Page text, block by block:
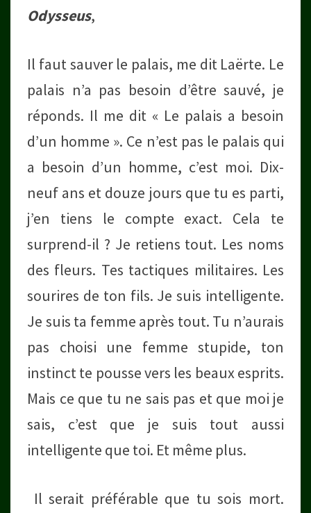
Odysseus,
Il faut sauver le palais, me dit Laërte. Le
palais n’a pas besoin d’être sauvé, je
réponds. Il me dit « Le palais a besoin
d’un homme ». Ce n’est pas le palais qui
a besoin d’un homme, c’est moi. Dix-
neuf ans et douze jours que tu es parti,
j’en tiens le compte exact. Cela te
surprend-il ? Je retiens tout. Les noms
des fleurs. Tes tactiques militaires. Les
sourires de ton fils. Je suis intelligente.
Je suis ta femme après tout. Tu n’aurais
pas choisi une femme stupide, ton
instinct te pousse vers les beaux esprits.
Mais ce que tu ne sais pas et que moi je
sais, c’est que je suis tout aussi
intelligente que toi. Et même plus.
Il serait préférable que tu sois mort.